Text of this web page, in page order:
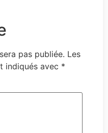
pas publiée. Les
indiqués avec *